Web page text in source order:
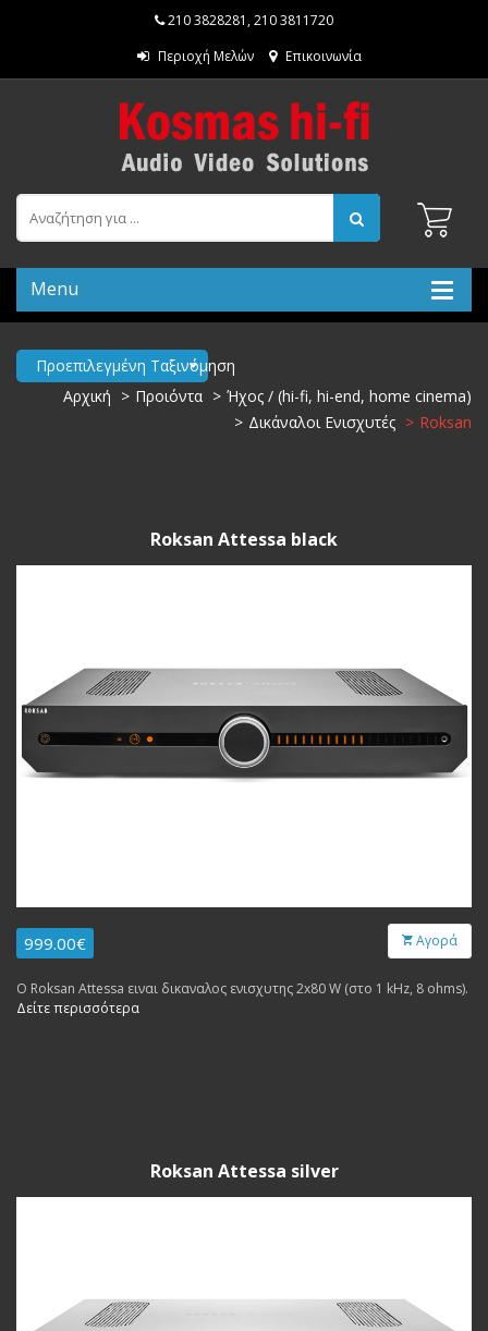
210 3828281 ,210 3811720
Περιοχή Μελών
Επικοινωνία
Menu
Προεπιλεγμένη Ταξινόμηση
Αρχική
Προιόντα
Ήχος / (hi-fi, hi-end, home cinema)
Δικάναλοι Ενισχυτές
Roksan
Roksan Attessa black
999.00€ Αγορά
Ο Roksan Attessa ειναι δικαναλος ενισχυτης 2x80 W (στο 1 kHz, 8 ohms).
Δείτε περισσότερα
Roksan Attessa silver